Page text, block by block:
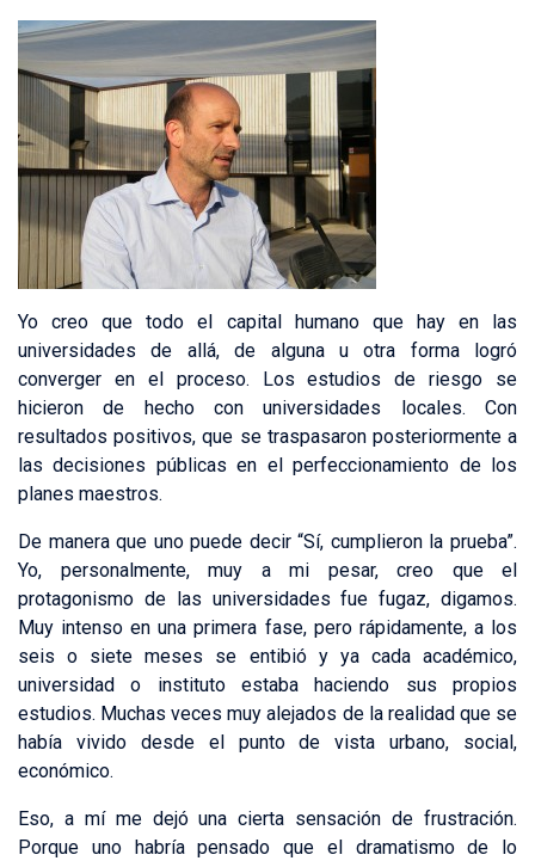
Yo creo que todo el capital humano que hay en las
universidades de allá, de alguna u otra forma logró
converger en el proceso. Los estudios de riesgo se
hicieron de hecho con universidades locales. Con
resultados positivos, que se traspasaron posteriormente a
las decisiones públicas en el perfeccionamiento de los
planes maestros.
De manera que uno puede decir “Sí, cumplieron la prueba”.
Yo, personalmente, muy a mi pesar, creo que el
protagonismo de las universidades fue fugaz, digamos.
Muy intenso en una primera fase, pero rápidamente, a los
seis o siete meses se entibió y ya cada académico,
universidad o instituto estaba haciendo sus propios
estudios. Muchas veces muy alejados de la realidad que se
había vivido desde el punto de vista urbano, social,
económico.
Eso, a mí me dejó una cierta sensación de frustración.
Porque uno habría pensado que el dramatismo de lo